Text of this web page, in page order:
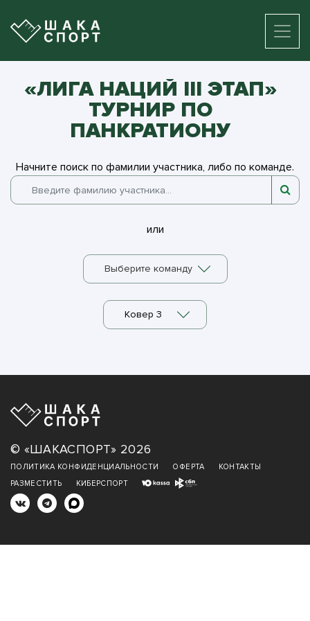
«ЛИГА НАЦИЙ III ЭТАП»
ТУРНИР ПО
ПАНКРАТИОНУ
Начните поиск по фамилии участника, либо по команде.
или
Выберите команду
Ковер 3
© «ШАКАСПОРТ» 2026
ПОЛИТИКА КОНФИДЕНЦИАЛЬНОСТИ ОФЕРТА
КОНТАКТЫ
РАЗМЕСТИТЬ
КИБЕРСПОРТ